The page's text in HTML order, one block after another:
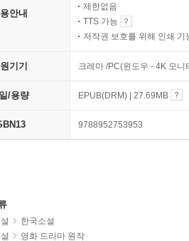
안내
제한없음
TTS 가능
저작권 보호를 위해 인쇄 기
기기 크레마 /PC(윈도우 - 4K 모
/용량 EPUB(DRM) | 27.69MB
9788952753953
한국소설
영화 드라마 원작